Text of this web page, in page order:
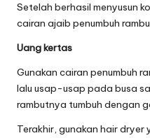
Setelah berhasil menyusun
cairan ajaib penumbuh
Uang kertas
Gunakan cairan penumbuh
lalu usap-usap pada busa
rambutnya tumbuh dengan
Terakhir, gunakan hair